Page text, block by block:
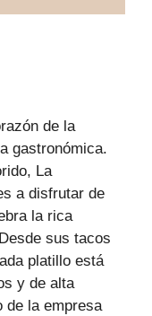
de la
gastronómica.
La
a disfrutar de
la rica
sus tacos
platillo está
y de alta
de la empresa